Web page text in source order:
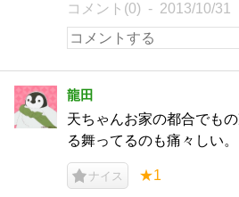
コメント(0) 2013/10/31
龍田
天ちゃんお家の都合でも
る舞ってるのも痛々しい。
ナイス ★1